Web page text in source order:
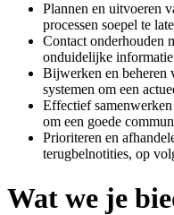
Plannen en uitvoeren
processen soepel te
Contact onderhouden
onduidelijke
Bijwerken en beheren
systemen om een
Effectief
om een goede
Prioriteren en
terugbelnotities, op
Wat we je